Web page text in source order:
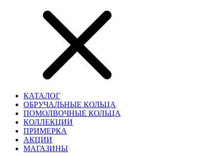
КАТАЛОГ
ОБРУЧАЛЬНЫЕ КОЛЬЦА
ПОМОЛВОЧНЫЕ КОЛЬЦА
КОЛЛЕКЦИИ
ПРИМЕРКА
АКЦИИ
МАГАЗИНЫ